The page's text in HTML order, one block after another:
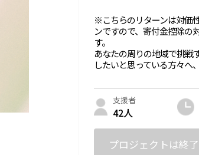
※こちらのリターンは対価
ンですので、寄付金控除の
す。
あなたの周りの地域で挑戦
したいと思っている方々へ
ゼントとして届けていただ
セットコースです。是非と
届けていただければと思い
内容：書籍2冊＋感謝のメ
サイトにお名前掲載
支援者
42人
プロジェクトは終